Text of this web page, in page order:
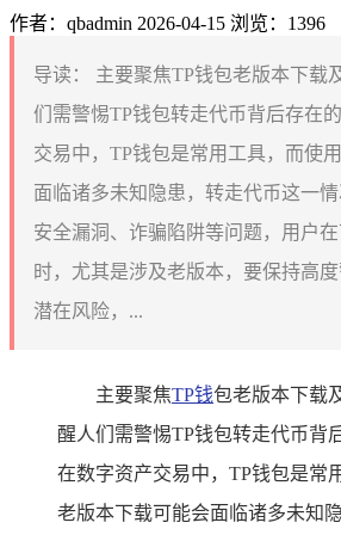
作者：qbadmin 2026-04-15 浏览：1396
导读：
主要聚焦TP钱包老版本下载
们需警惕TP钱包转走代币背后存在
交易中，TP钱包是常用工具，而使
面临诸多未知隐患，转走代币这一
安全漏洞、诈骗陷阱等问题，用户
时，尤其是涉及老版本，要保持高
潜在风险，...
主要聚焦TP钱包老版本下载
醒人们需警惕TP钱包转走代币背
在数字资产交易中，TP钱包是常
老版本下载可能会面临诸多未知